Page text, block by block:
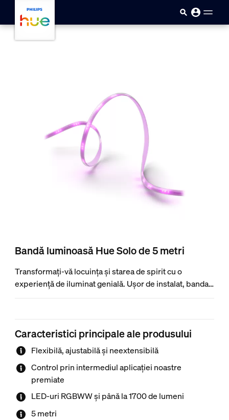
Sari la conținutul principal
Bandă luminoasă Hue Solo de 5 metri
Transformați-vă locuința și starea de spirit cu o
experiență de iluminat genială. Ușor de instalat, banda
luminoasă Philips Hue Solo de 5 metri oferă un flux
de o locuință mai luminoasă. Echipată cu LED-uri
RGBWW, această bandă luminoasă creează culori pure
și o lumină albă la fel de pură. Este concepută cu
accentul pe siguranță. Banda luminoasă vă oferă o
interacțiune confortabilă. Fiecare bandă luminoasă
Philips Hue este oferită cu o garanție de 2 ani.
Caracteristici principale ale produsului
Flexibilă, ajustabilă și neextensibilă
Control prin intermediul aplicației noastre
premiate
LED-uri RGBWW și până la 1700 de lumeni
5 metri